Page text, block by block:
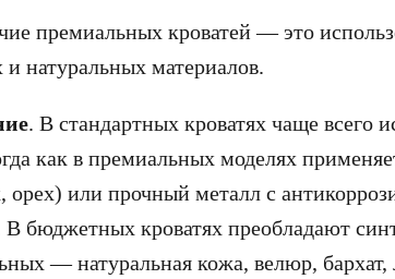
премиальных кроватей — это
и натуральных материалов.
. В стандартных кроватях чаще всего
как в премиальных моделях
орех) или прочный металл с
В бюджетных кроватях преобладают
— натуральная кожа, велюр,